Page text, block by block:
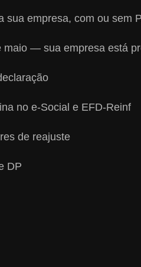
sua empresa, com ou sem
maio — sua empresa está
no e-Social e EFD-Reinf
de reajuste
DP